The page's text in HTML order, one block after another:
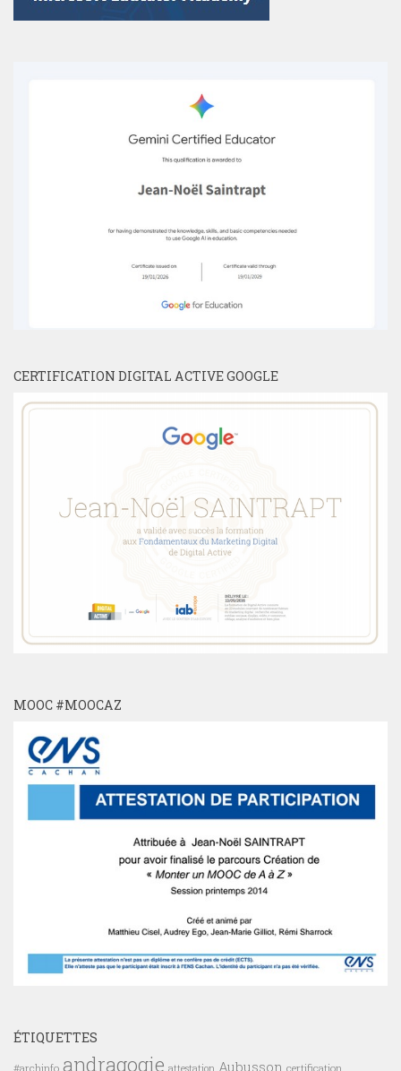
CERTIFICATION DIGITAL ACTIVE GOOGLE
MOOC #MOOCAZ
ÉTIQUETTES
#archinfo andragogie attestation Aubusson certification